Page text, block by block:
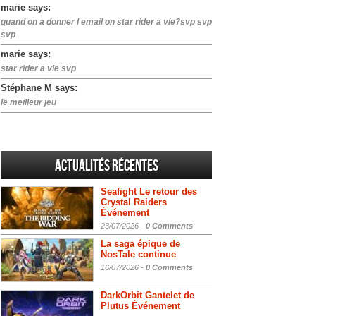
marie says:
quand on a donner l email on star rider a vie?svp svp
svp
marie says:
star rider a vie svp
Stéphane M says:
le meilleur jeu
Actualités Récentes
Seafight Le retour des
Crystal Raiders
Événement
23/07/2026 - 0 Comments
La saga épique de
NosTale continue
16/07/2026 - 0 Comments
DarkOrbit Gantelet de
Plutus Événement